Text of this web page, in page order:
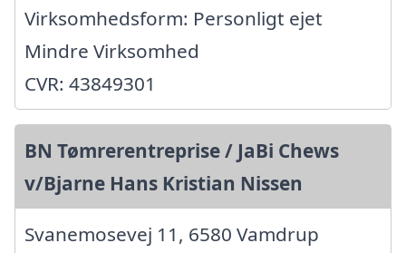
Virksomhedsform: Personligt ejet
Mindre Virksomhed
CVR: 43849301
BN Tømrerentreprise / JaBi Chews
v/Bjarne Hans Kristian Nissen
Svanemosevej 11, 6580 Vamdrup